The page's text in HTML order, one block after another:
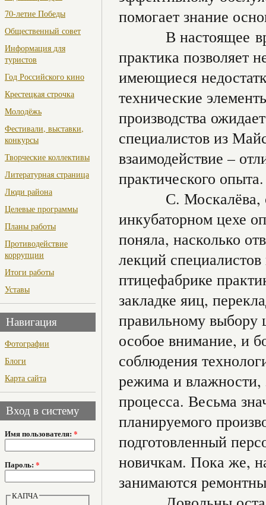
70-летие Победы
Общественный совет
Информация для
туристов
Год Российского кино
Крестецкая строчка
Молодёжь
Фестивали, выставки,
конкурсы
Творческие коллективы
Литературная страница
Люди района
Целевые программы
Планы работы
Противодействие
коррупции
Итоги работы
Уставы
Навигация
Фотографии
Блоги
Карта сайта
Вход в систему
Имя пользователя: *
Пароль: *
КАПЧА
помогает знание
В настоящее
практика позволяет
имеющиеся
технические
производства
специалистов из
взаимодействие –
практического опыта.
С. Москалёва,
инкубаторном цехе
поняла, насколько
лекций
птицефабрике
закладке яиц,
правильному выбору
особое внимание, и
соблюдения
режима и влажности,
процесса. Весьма
планируемого
подготовленный
новичкам. Пока же,
занимаются